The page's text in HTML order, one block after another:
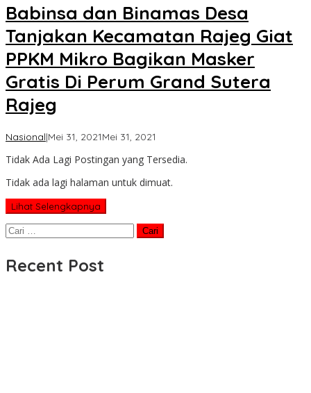
Babinsa dan Binamas Desa
Tanjakan Kecamatan Rajeg Giat
PPKM Mikro Bagikan Masker
Gratis Di Perum Grand Sutera
Rajeg
Nasional|Mei 31, 2021Mei 31, 2021
KPK
Tidak Ada Lagi Postingan yang Tersedia.
Tidak ada lagi halaman untuk dimuat.
Lihat Selengkapnya
Cari
Recent Post